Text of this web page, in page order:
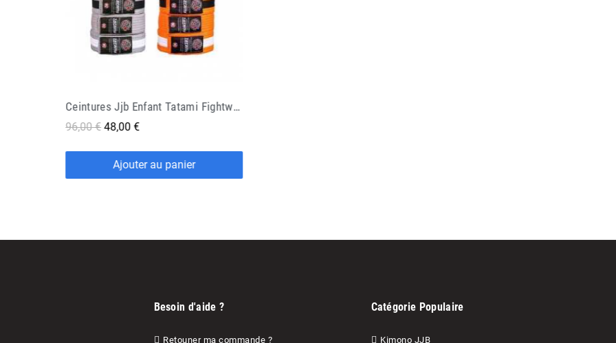
Ceintures Jjb Enfant Tatami Fightwear
96,00 € 48,00 €
Ajouter au panier
Besoin d'aide ?
Retouner ma commande ?
Catégorie Populaire
Kimono JJB